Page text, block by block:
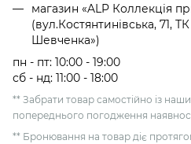
магазин «ALP Коллекція
(вул.Костянтинівська, 71,
Шевченка»)
пн - пт: 10:00 - 19:00
сб - нд: 11:00 - 18:00
** Забрати товар самостійно із
попереднього погодження
** Бронювання на товар діє